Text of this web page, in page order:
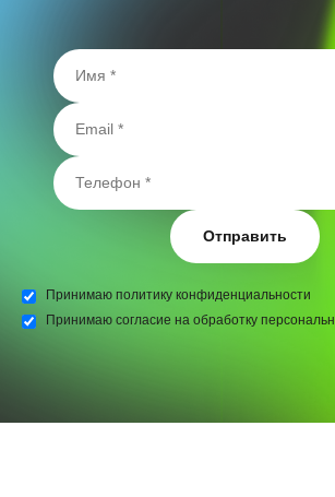
Отправить
Принимаю политику конфиденциальности
Принимаю согласие на обработку